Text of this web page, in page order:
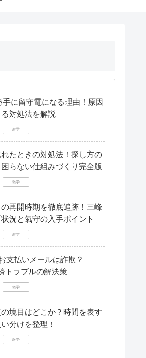
手に留守電になる理由！原因
対処法を解説
雑学
たときの対処法！探し方の
らない仕組みづくり完全版
雑学
再開時期を徹底追跡！三峰
況と氣守の入手ポイント
雑学
支払いメールは詐欺？
トラブルの解決策
雑学
境目はどこか？時間を表す
分けを整理！
雑学